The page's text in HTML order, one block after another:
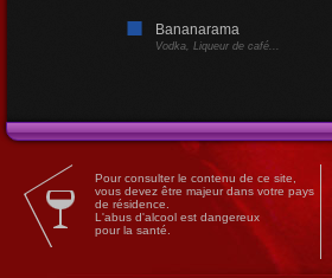
Bananarama
Vodka, Liqueur de café...
Pour consulter le contenu de ce site,
vous devez être majeur dans votre pays
de résidence.
L'abus d'alcool est dangereux
pour la santé.